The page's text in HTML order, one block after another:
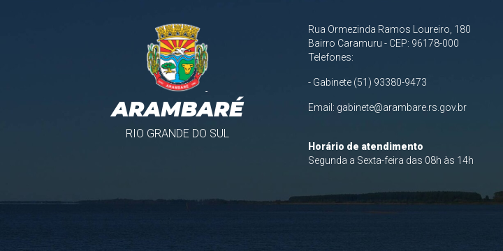
ARAMBARÉ
RIO GRANDE DO SUL
Rua Ormezinda Ramos Loureiro, 180
Bairro Caramuru - CEP: 96178-000
Telefones:
- Gabinete (51) 93380-9473
Email: gabinete@arambare.rs.gov.br
Horário de atendimento
Segunda a Sexta-feira das 08h às 14h